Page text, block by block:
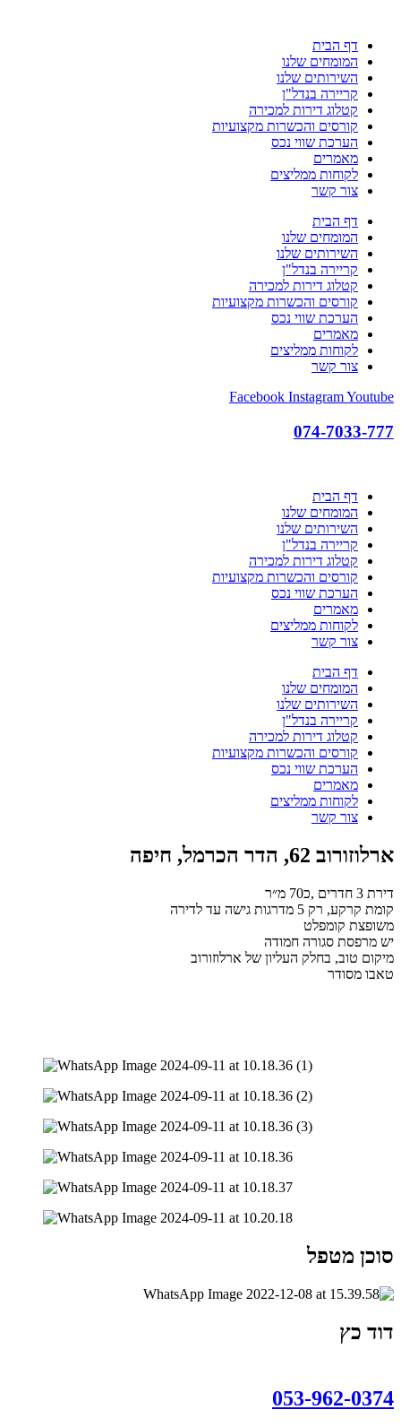
דף הבית
המומחים שלנו
השירותים שלנו
קריירה בנדל"ן
קטלוג דירות למכירה
קורסים והכשרות מקצועיות
הערכת שווי נכס
מאמרים
לקוחות ממליצים
צור קשר
דף הבית
המומחים שלנו
השירותים שלנו
קריירה בנדל"ן
קטלוג דירות למכירה
קורסים והכשרות מקצועיות
הערכת שווי נכס
מאמרים
לקוחות ממליצים
צור קשר
Facebook InstagramYoutube
074-7033-777
דף הבית
המומחים שלנו
השירותים שלנו
קריירה בנדל"ן
קטלוג דירות למכירה
קורסים והכשרות מקצועיות
הערכת שווי נכס
מאמרים
לקוחות ממליצים
צור קשר
דף הבית
המומחים שלנו
השירותים שלנו
קריירה בנדל"ן
קטלוג דירות למכירה
קורסים והכשרות מקצועיות
הערכת שווי נכס
מאמרים
לקוחות ממליצים
צור קשר
ארלוזורוב 62, הדר הכרמל, חיפה
דירת 3 חדרים ,כ70 מ״ר
קומת קרקע, רק 5 מדרגות גישה עד לדירה
משופצת קומפלט
יש מרפסת סגורה חמודה
מיקום טוב, בחלק העליון של ארלוזורוב
טאבו מסודר
סוכן מטפל
דוד כץ
053-962-0374